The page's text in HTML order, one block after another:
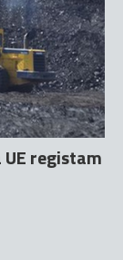
registam